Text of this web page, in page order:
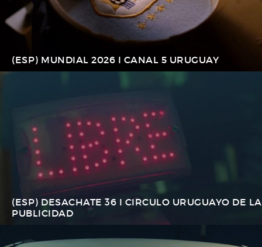
(ESP) MUNDIAL 2026 I CANAL 5 URUGUAY
(ESP) DESACHATE 36 I CIRCULO URUGUAYO DE LA
PUBLICIDAD